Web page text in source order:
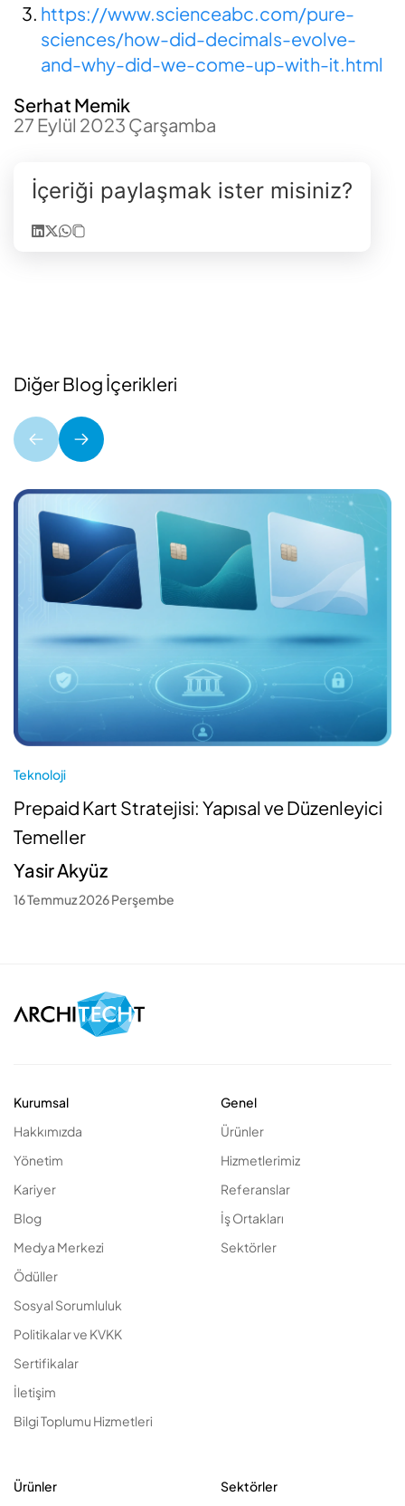
https://www.scienceabc.com/pure-
sciences/how-did-decimals-evolve-
and-why-did-we-come-up-with-it.html
Serhat Memik
27 Eylül 2023 Çarşamba
İçeriği paylaşmak ister misiniz?
Diğer Blog İçerikleri
Teknoloji
Prepaid Kart Stratejisi: Yapısal ve Düzenleyici
Temeller
Yasir Akyüz
16 Temmuz 2026 Perşembe
Kurumsal
Hakkımızda
Yönetim
Kariyer
Blog
Medya Merkezi
Ödüller
Sosyal Sorumluluk
Politikalar ve KVKK
Sertifikalar
İletişim
Bilgi Toplumu Hizmetleri
Genel
Ürünler
Hizmetlerimiz
Referanslar
İş Ortakları
Sektörler
Ürünler
Sektörler